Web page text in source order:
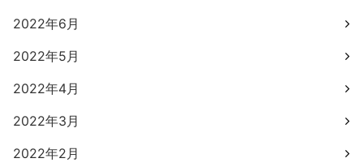
2022年6月
2022年5月
2022年4月
2022年3月
2022年2月